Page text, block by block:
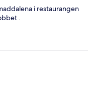
i restaurangen
.